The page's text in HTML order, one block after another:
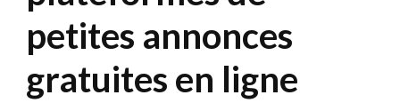
petites annonces
gratuites en ligne